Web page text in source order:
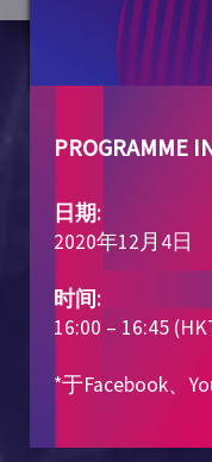
PROGRAMME
日期:
2020年12月4日
时间:
16:00 – 16:45
*于Facebook、